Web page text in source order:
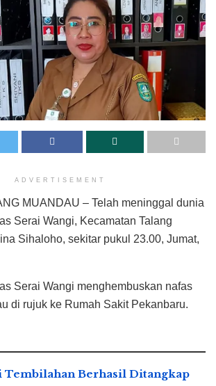
ADVERTISEMENT
MUANDAU – Telah meninggal dunia
Serai Wangi, Kecamatan Talang
Sihaloho, sekitar pukul 23.00, Jumat,
Serai Wangi menghembuskan nafas
di rujuk ke Rumah Sakit Pekanbaru.
Berhasil Ditangkap